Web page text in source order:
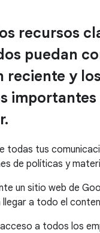
recursos
puedan
reciente y los
importantes
todas tus
de políticas y
un sitio web de
llegar a todo el
a todos los